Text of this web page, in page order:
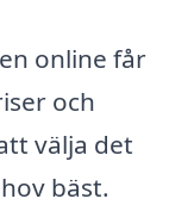
online får
och
välja det
bäst.